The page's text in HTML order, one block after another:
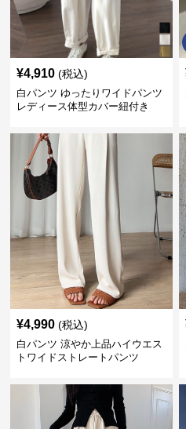
¥4,910 (税込)
白パンツ ゆったりワイドパンツ
レディース体型カバー紐付き
¥4,990 (税込)
白パンツ 涼やか上品ハイウエス
トワイドストレートパンツ